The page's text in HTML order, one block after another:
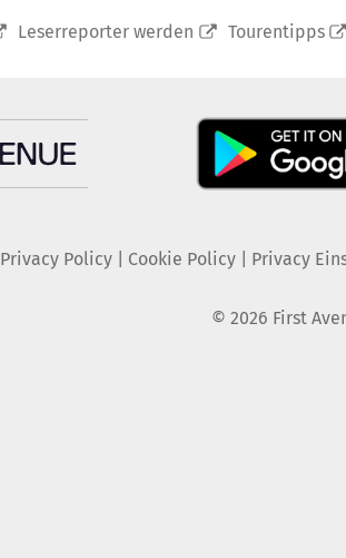
Leserreporter werden Tourentipps
Privacy Policy| Cookie Policy| Privacy
© 2026 First